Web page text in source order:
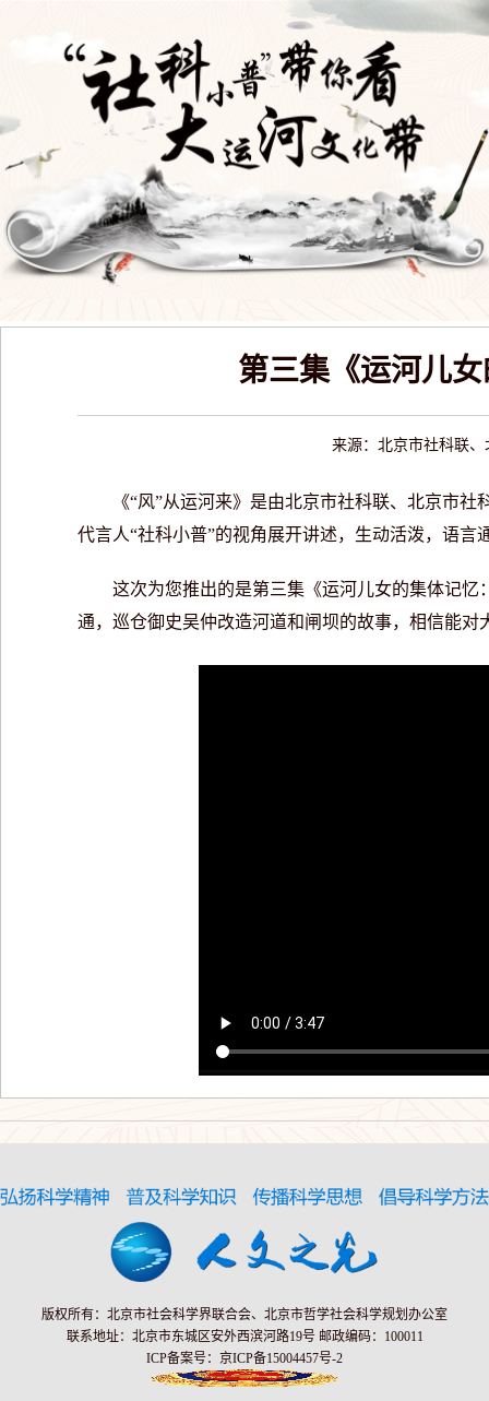
第三集《运河儿
来源：北京市社科联
《“风”从运河来》是由北京市社科联、北京市社
代言人“社科小普”的视角展开讲述，生动活泼，语
这次为您推出的是第三集《运河儿女的集体记忆
通，巡仓御史吴仲改造河道和闸坝的故事，相信能
版权所有：北京市社会科学界联合会、北京市哲学社会科学规划办公室
联系地址：北京市东城区安外西滨河路19号 邮政编码：100011
ICP备案号：京ICP备15004457号-2